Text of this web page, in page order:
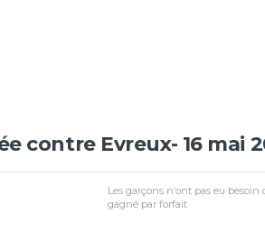
contre Evreux- 16 mai
Les garçons n’ont pas eu
gagné par forfait